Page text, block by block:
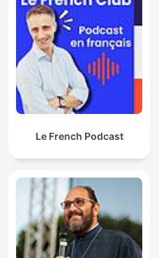
Le French Podcast